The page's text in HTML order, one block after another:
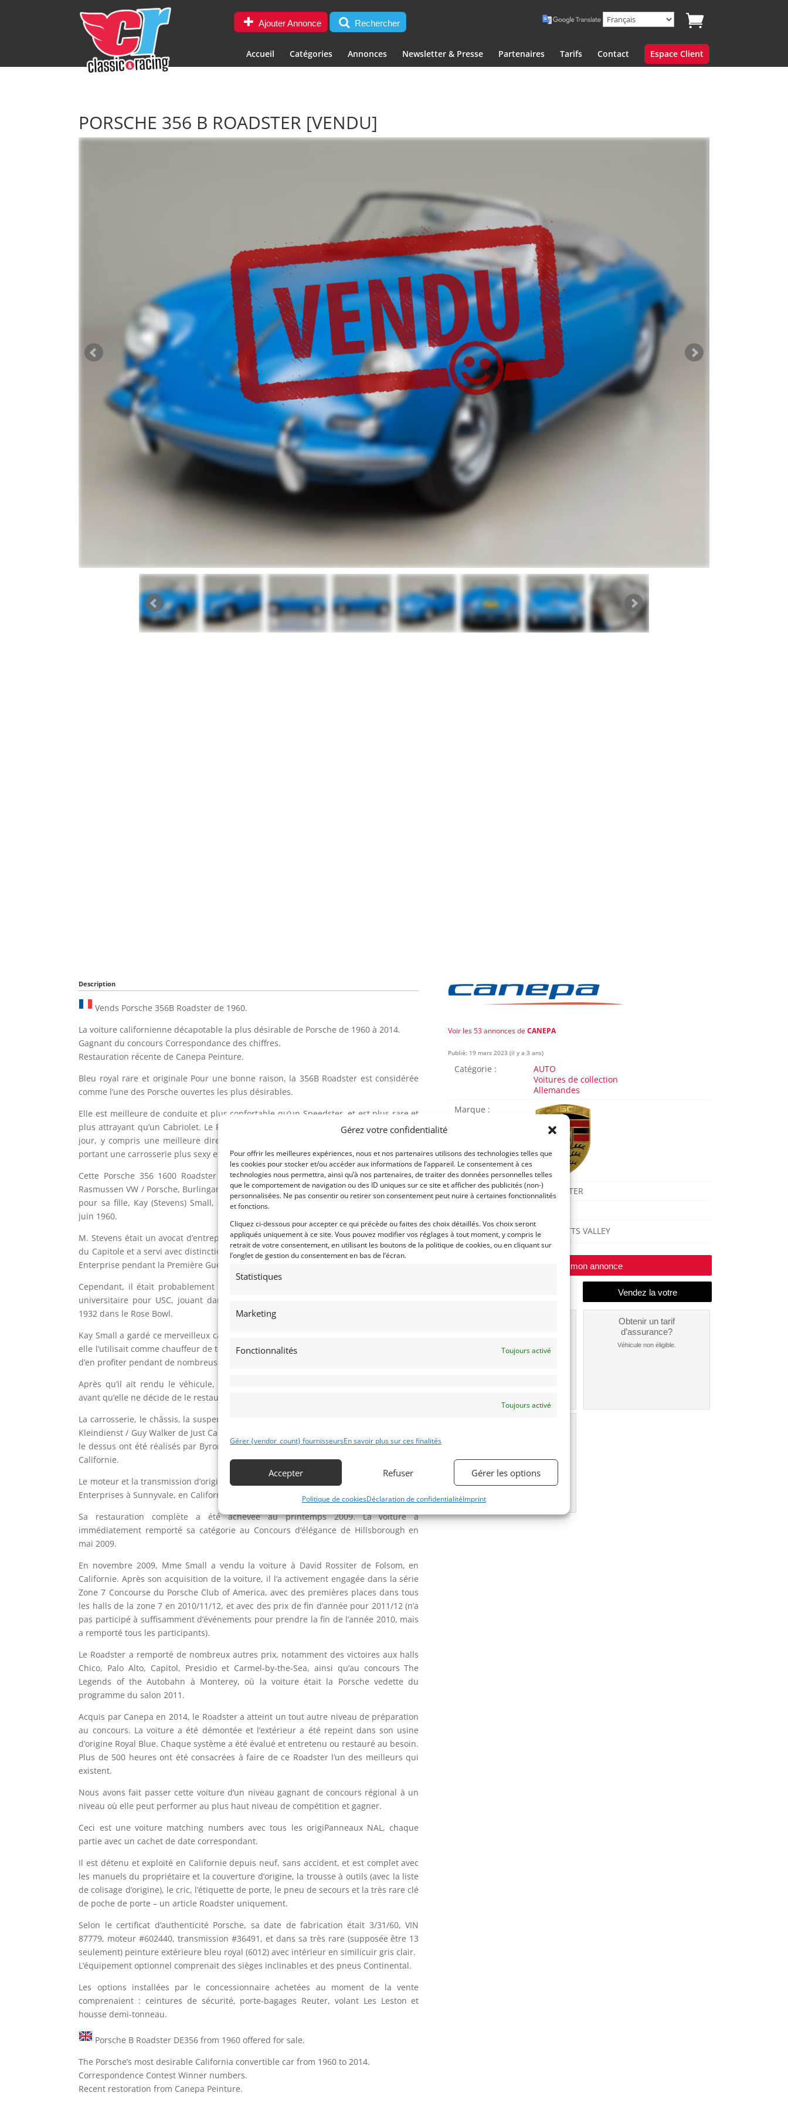
Gérez votre confidentialité
Pour offrir les meilleures expériences, nous et nos partenaires utilisons des technologies telles que
les cookies pour stocker et/ou accéder aux informations de l’appareil. Le consentement à ces
technologies nous permettra, ainsi qu’à nos partenaires, de traiter des données personnelles telles
que le comportement de navigation ou des ID uniques sur ce site et afficher des publicités (non-)
personnalisées. Ne pas consentir ou retirer son consentement peut nuire à certaines fonctionnalités
et fonctions.
Cliquez ci-dessous pour accepter ce qui précède ou faites des choix détaillés. Vos choix seront
appliqués uniquement à ce site. Vous pouvez modifier vos réglages à tout moment, y compris le
retrait de votre consentement, en utilisant les boutons de la politique de cookies, ou en cliquant sur
l’onglet de gestion du consentement en bas de l’écran.
Statistiques
Marketing
Fonctionnalités Toujours activé
Toujours activé
Gérer {vendor_count} fournisseursEn savoir plus sur ces finalités
Accepter Refuser Gérer les options
Politique de cookiesDéclaration de confidentialitéImprint
Ajouter Annonce Rechercher
Accueil Catégories Annonces Newsletter & Presse Partenaires Tarifs Contact Espace Client
PORSCHE 356 B ROADSTER [VENDU]
Description
Vends Porsche 356B Roadster de 1960.
La voiture californienne décapotable la plus désirable de Porsche de 1960 à 2014.
Gagnant du concours Correspondance des chiffres.
Restauration récente de Canepa Peinture.
Bleu royal rare et originale Pour une bonne raison, la 356B Roadster est considérée
comme l’une des Porsche ouvertes les plus désirables.
Elle est meilleure de conduite et plus confortable qu’un Speedster, et est plus rare et
plus attrayant qu’un Cabriolet. Le Roadster a bénéficié de la mécanique 356B mise à
jour, y compris une meilleure direction et une meilleure boîte de vitesses, tout en
portant une carrosserie plus sexy et plus spectaculaire qu’un cabriolet B.
Cette Porsche 356 1600 Roadster Royal Blue 1960 a été achetée neuve par Dave
Rasmussen VW / Porsche, Burlingame, Californie, par M. Larry Stevens comme cadeau
pour sa fille, Kay (Stevens) Small, après son diplôme de l’Université de Stanford en
juin 1960.
M. Stevens était un avocat d’entreprise bien connu et respecté, un éminent lobbyiste
du Capitole et a servi avec distinction comme officier de pont d’envol à bord de l’U.S.S.
Enterprise pendant la Première Guerre mondiale.
Cependant, il était probablement mieux connu comme un All-American de football
universitaire pour USC, jouant dans les équipes de championnat national 1931 et
1932 dans le Rose Bowl.
Kay Small a gardé ce merveilleux cadeau pendant les 49 années suivantes. Au début,
elle l’utilisait comme chauffeur de tous les jours, mais a finalement permis à son frère
d’en profiter pendant de nombreuses années.
Après qu’il ait rendu le véhicule, il est resté dans son garage pendant douze ans
avant qu’elle ne décide de le restaurer en 2007.
La carrosserie, le châssis, la suspension et la tôle du moteur ont été l’œuvre de Carol
Kleindienst / Guy Walker de Just Carol’s Porsche à San Jose, en Californie. L’intérieur et
le dessus ont été réalisés par Byron Robeck de Finish Line Interiors à Santa Clara, en
Californie.
Le moteur et la transmission d’origine ont été reconstruits par Robert Grigsby de RMG
Enterprises à Sunnyvale, en Californie.
Sa restauration complète a été achevée au printemps 2009. La voiture a
immédiatement remporté sa catégorie au Concours d’élégance de Hillsborough en
mai 2009.
En novembre 2009, Mme Small a vendu la voiture à David Rossiter de Folsom, en
Californie. Après son acquisition de la voiture, il l’a activement engagée dans la série
Zone 7 Concourse du Porsche Club of America, avec des premières places dans tous
les halls de la zone 7 en 2010/11/12, et avec des prix de fin d’année pour 2011/12 (n’a
pas participé à suffisamment d’événements pour prendre la fin de l’année 2010, mais
a remporté tous les participants).
Le Roadster a remporté de nombreux autres prix, notamment des victoires aux halls
Chico, Palo Alto, Capitol, Presidio et Carmel-by-the-Sea, ainsi qu’au concours The
Legends of the Autobahn à Monterey, où la voiture était la Porsche vedette du
programme du salon 2011.
Acquis par Canepa en 2014, le Roadster a atteint un tout autre niveau de préparation
au concours. La voiture a été démontée et l’extérieur a été repeint dans son usine
d’origine Royal Blue. Chaque système a été évalué et entretenu ou restauré au besoin.
Plus de 500 heures ont été consacrées à faire de ce Roadster l’un des meilleurs qui
existent.
Nous avons fait passer cette voiture d’un niveau gagnant de concours régional à un
niveau où elle peut performer au plus haut niveau de compétition et gagner.
Ceci est une voiture matching numbers avec tous les origiPanneaux NAL, chaque
partie avec un cachet de date correspondant.
Il est détenu et exploité en Californie depuis neuf, sans accident, et est complet avec
les manuels du propriétaire et la couverture d’origine, la trousse à outils (avec la liste
de colisage d’origine), le cric, l’étiquette de porte, le pneu de secours et la très rare clé
de poche de porte – un article Roadster uniquement.
Selon le certificat d’authenticité Porsche, sa date de fabrication était 3/31/60, VIN
87779, moteur #602440, transmission #36491, et dans sa très rare (supposée être 13
seulement) peinture extérieure bleu royal (6012) avec intérieur en similicuir gris clair.
L’équipement optionnel comprenait des sièges inclinables et des pneus Continental.
Les options installées par le concessionnaire achetées au moment de la vente
comprenaient : ceintures de sécurité, porte-bagages Reuter, volant Les Leston et
housse demi-tonneau.
Porsche B Roadster DE356 from 1960 offered for sale.
The Porsche’s most desirable California convertible car from 1960 to 2014.
Correspondence Contest Winner numbers.
Recent restoration from Canepa Peinture.
Voir les 53 annonces deCANEPA
Publié: 19 mars 2023 (il y a 3 ans)
Catégorie :
AUTO
Voitures de collection
Allemandes
Marque :
Modèle :
B ROADSTER
Lieu :
SCOTTS VALLEY
Modifier mon annonce
Obtenir un tarif
d’assurance?
Véhicule non éligible.